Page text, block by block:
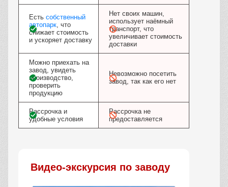
Есть собственный
автопарк, что
снижает стоимость
и ускоряет доставку
Нет своих машин,
использует наёмный
транспорт, что
увеличивает стоимость
доставки
Можно приехать на
завод, увидеть
производство,
проверить
продукцию
Невозможно посетить
завод, так как его нет
Рассрочка и
удобные условия
Рассрочка не
предоставляется
Видео-экскурсия по заводу